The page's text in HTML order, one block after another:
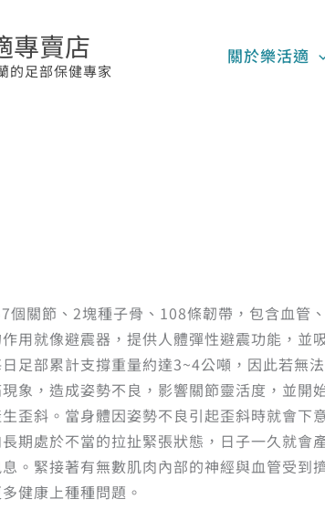
專賣店
的足部保健專家
關於樂活適
個關節、2塊種子骨、108條韌帶，包含血管
用就像避震器，提供人體彈性避震功能，並
足部累計支撐重量約達3~4公噸，因此若無
象，造成姿勢不良，影響關節靈活度，並開
歪斜。當身體因姿勢不良引起歪斜時就會下
期處於不當的拉扯緊張狀態，日子一久就會
。緊接著有無數肌肉內部的神經與血管受到
健康上種種問題。